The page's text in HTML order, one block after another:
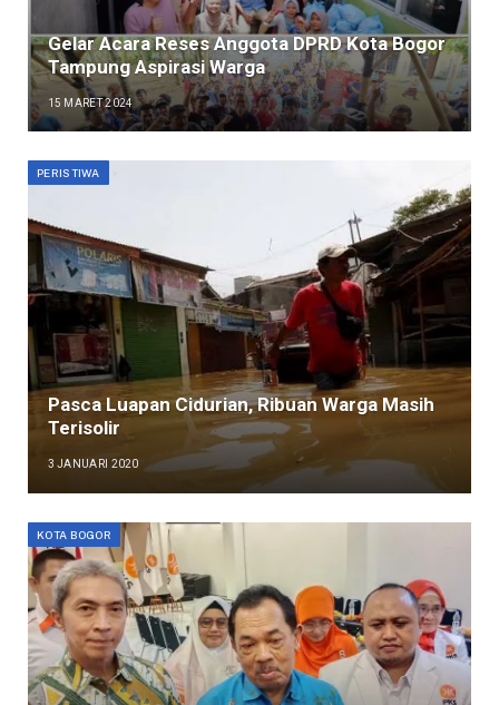
Gelar Acara Reses Anggota DPRD Kota Bogor
Tampung Aspirasi Warga
15 MARET 2024
PERISTIWA
Pasca Luapan Cidurian, Ribuan Warga Masih
Terisolir
3 JANUARI 2020
KOTA BOGOR